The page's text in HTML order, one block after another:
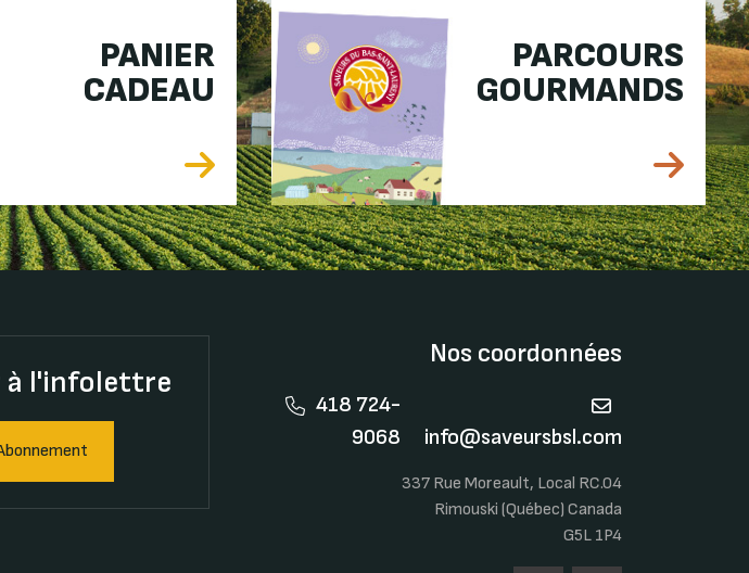
PANIER
CADEAU
PARCOURS
GOURMANDS
à l'infolettre
Nos coordonnées
418 724-
9068
info@saveursbsl.com
337 Rue Moreault, Local RC.04
Rimouski (Québec) Canada
G5L 1P4